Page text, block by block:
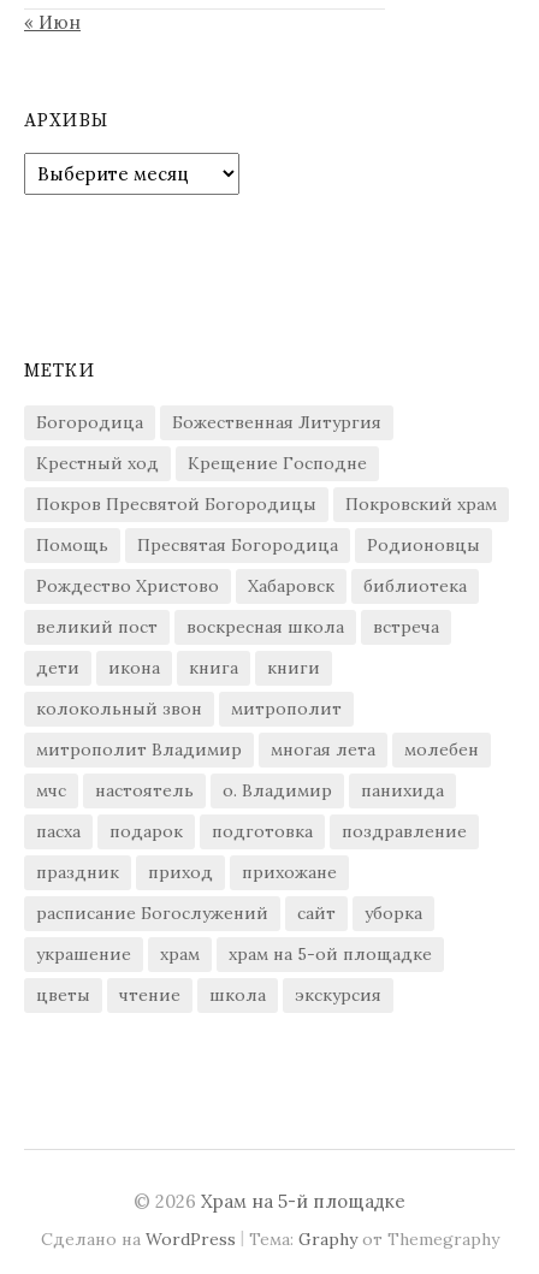
« Июн
АРХИВЫ
Архивы
МЕТКИ
Богородица
Божественная Литургия
Крестный ход
Крещение Господне
Покров Пресвятой Богородицы
Покровский храм
Помощь
Пресвятая Богородица
Родионовцы
Рождество Христово
Хабаровск
библиотека
великий пост
воскресная школа
встреча
дети
икона книга
книги
колокольный звон
митрополит
митрополит Владимир
многая лета
молебен
мчс
настоятель о. Владимир
панихида
пасха
подарок подготовка
поздравление
праздник
приход
прихожане
расписание Богослужений
сайт
уборка
украшение
храм
храм на 5-ой площадке
цветы
чтение школа экскурсия
© 2026 Храм на 5-й площадке
Сделано на WordPress | Тема: Graphyот Themegraphy